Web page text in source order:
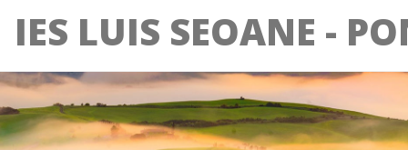
IES LUIS SEOANE -